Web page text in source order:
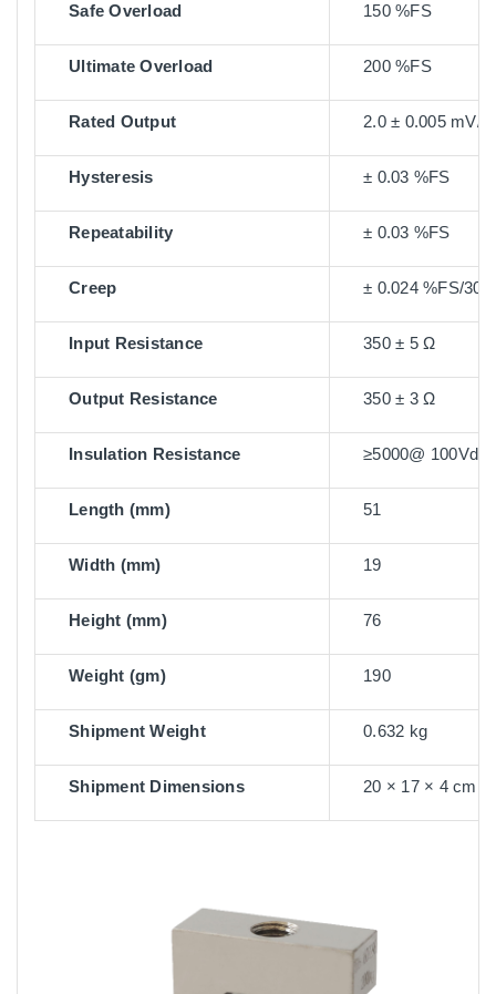
Safe Overload 150 %FS
Ultimate Overload 200 %FS
Rated Output 2.0 ± 0.005 mV/V
Hysteresis ± 0.03 %FS
Repeatability ± 0.03 %FS
Creep ± 0.024 %FS/
Input Resistance 350 ± 5 Ω
Output Resistance 350 ± 3 Ω
Insulation Resistance ≥5000@ 100Vdc
Length (mm) 51
Width (mm) 19
Height (mm) 76
Weight (gm) 190
Shipment Weight 0.632 kg
Shipment Dimensions 20 × 17 × 4 cm